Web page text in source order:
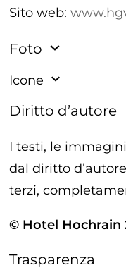
Sito web:
Foto
Icone
Diritto d’autore
I testi, le
dal diritto
terzi,
© Hotel Hochrain
Trasparenza